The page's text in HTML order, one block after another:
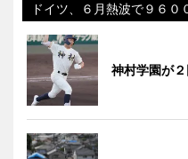
ドイツ、６月熱波で９６０
神村学園が